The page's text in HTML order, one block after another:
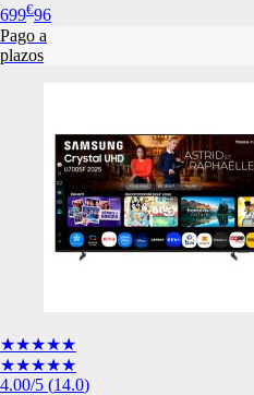
699€96
Pago a
plazos
★★★★★
★★★★★
4.00/5 (14.0)